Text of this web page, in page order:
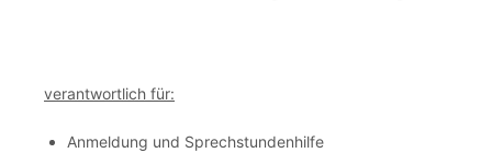
verantwortlich für:
Anmeldung und Sprechstundenhilfe